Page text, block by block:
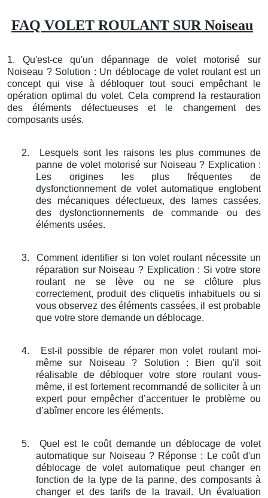
FAQ VOLET ROULANT SUR Noiseau
1. Qu'est-ce qu'un dépannage de volet motorisé sur
Noiseau ? Solution : Un déblocage de volet roulant est un
concept qui vise à débloquer tout souci empêchant le
opération optimal du volet. Cela comprend la restauration
des éléments défectueuses et le changement des
composants usés.
2.
Lesquels sont les raisons les plus communes de
panne de volet motorisé sur Noiseau ? Explication :
Les origines les plus fréquentes de
dysfonctionnement de volet automatique englobent
des mécaniques défectueux, des lames cassées,
des dysfonctionnements de commande ou des
éléments usées.
3.
Comment identifier si ton volet roulant nécessite un
réparation sur Noiseau ? Explication : Si votre store
roulant ne se lève ou ne se clôture plus
correctement, produit des cliquetis inhabituels ou si
vous observez des éléments cassées, il est probable
que votre store demande un déblocage.
4.
Est-il possible de réparer mon volet roulant moi-
même sur Noiseau ? Solution : Bien qu'il soit
réalisable de débloquer votre store roulant vous-
même, il est fortement recommandé de solliciter à un
expert pour empêcher d’accentuer le problème ou
d’abîmer encore les éléments.
5.
Quel est le coût demande un déblocage de volet
automatique sur Noiseau ? Réponse : Le coût d'un
déblocage de volet automatique peut changer en
fonction de la type de la panne, des composants à
changer et des tarifs de la travail. Un évaluation